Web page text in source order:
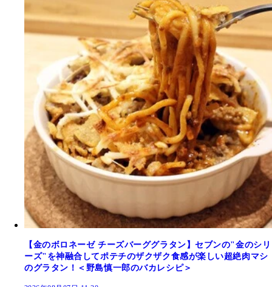
【金のボロネーゼ チーズバーググラタン】セブンの"金のシリ
ーズ"を神融合してポテチのザクザク食感が楽しい超絶肉マシ
のグラタン！＜野島慎一郎のバカレシピ＞